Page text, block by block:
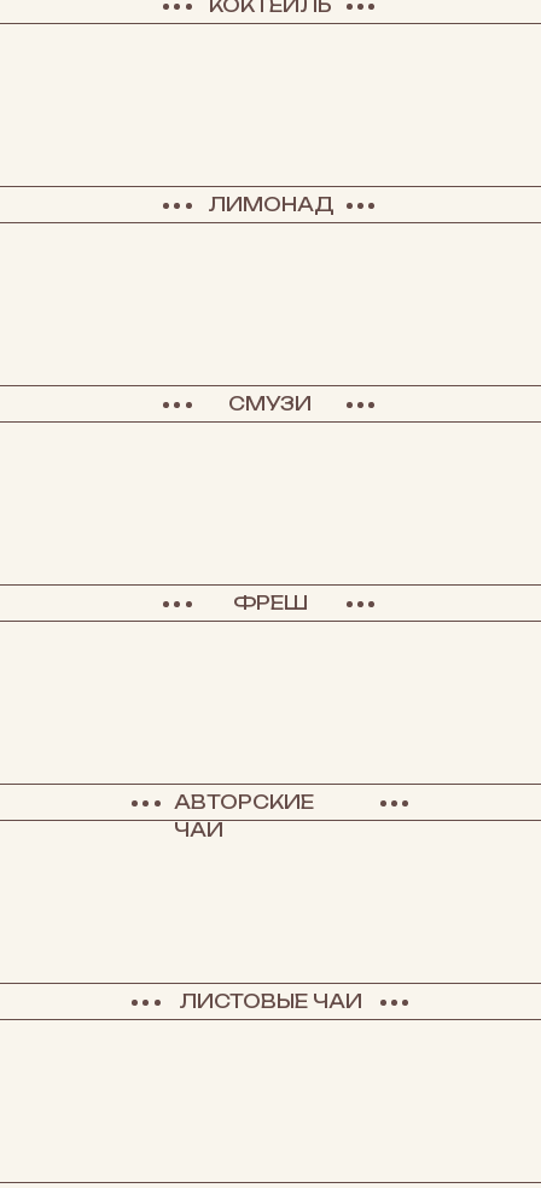
КОКТЕЙЛЬ
ЛИМОНАД
СМУЗИ
ФРЕШ
АВТОРСКИЕ
ЧАИ
ЛИСТОВЫЕ ЧАИ